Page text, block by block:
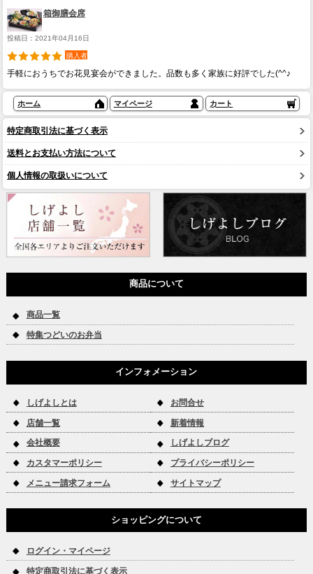
箱御膳会席
投稿日：2021年04月16日
購入者
手軽におうちでお花見宴会ができました。品数も多く家族に好評でした(^^♪
ホーム マイページ カート
特定商取引法に基づく表示
送料とお支払い方法について
個人情報の取扱いについて
商品について
商品一覧
特集つどいのお弁当
インフォメーション
しげよしとは お問合せ
店舗一覧 新着情報
会社概要 しげよしブログ
カスタマーポリシー プライバシーポリシー
メニュー請求フォーム サイトマップ
ショッピングについて
ログイン・マイページ
特定商取引法に基づく表示